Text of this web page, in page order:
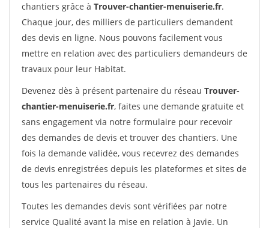
chantiers grâce à Trouver-chantier-menuiserie.fr.
Chaque jour, des milliers de particuliers demandent
des devis en ligne. Nous pouvons facilement vous
mettre en relation avec des particuliers demandeurs de
travaux pour leur Habitat.
Devenez dès à présent partenaire du réseau Trouver-
chantier-menuiserie.fr, faites une demande gratuite et
sans engagement via notre formulaire pour recevoir
des demandes de devis et trouver des chantiers. Une
fois la demande validée, vous recevrez des demandes
de devis enregistrées depuis les plateformes et sites de
tous les partenaires du réseau.
Toutes les demandes devis sont vérifiées par notre
service Qualité avant la mise en relation à Javie. Un